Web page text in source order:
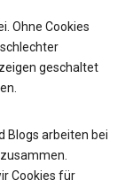
Ohne Cookies
geschaltet
Blogs arbeiten bei
Cookies für